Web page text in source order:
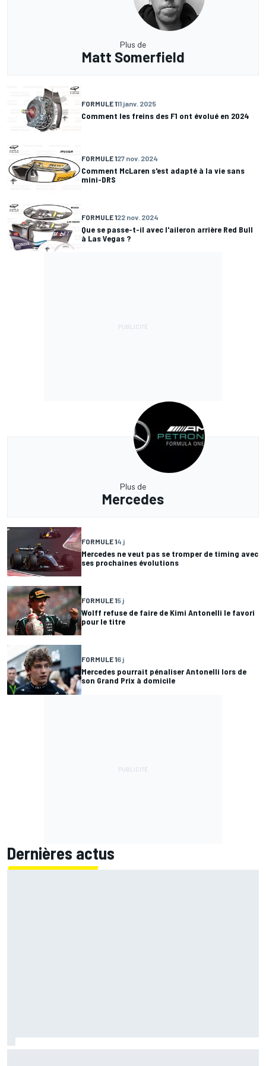
Plus de
Matt Somerfield
FORMULE 111 janv. 2025
Comment les freins des F1 ont évolué en 2024
FORMULE 127 nov. 2024
Comment McLaren s'est adapté à la vie sans
mini-DRS
FORMULE 122 nov. 2024
Que se passe-t-il avec l'aileron arrière Red Bull
à Las Vegas ?
Plus de
Mercedes
FORMULE 14 j
Mercedes ne veut pas se tromper de timing avec
ses prochaines évolutions
FORMULE 15 j
Wolff refuse de faire de Kimi Antonelli le favori
pour le titre
FORMULE 16 j
Mercedes pourrait pénaliser Antonelli lors de
son Grand Prix à domicile
Dernières actus